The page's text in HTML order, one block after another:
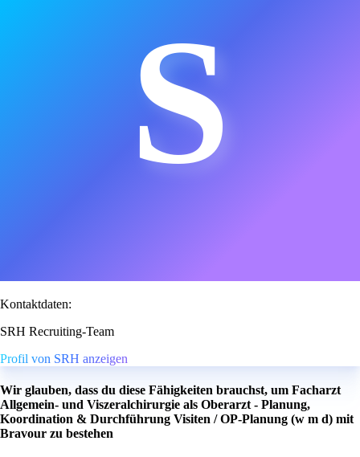
S
Kontaktdaten:
SRH Recruiting-Team
Profil von SRH anzeigen
Wir glauben, dass du diese Fähigkeiten brauchst, um Facharzt
Allgemein- und Viszeralchirurgie als Oberarzt - Planung,
Koordination & Durchführung Visiten / OP-Planung (w m d) mit
Bravour zu bestehen